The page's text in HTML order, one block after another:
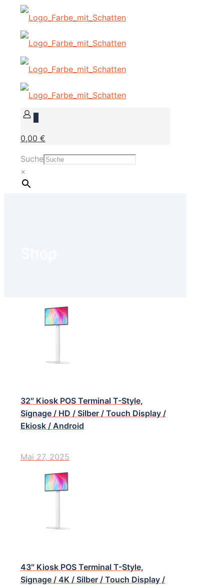
0
0,00 €
Suche
×
32″ Kiosk POS Terminal T-Style,
Signage / HD / Silber / Touch Display /
Ekiosk / Android
Mai 27, 2025
43″ Kiosk POS Terminal T-Style,
Signage / 4K / Silber / Touch Display /